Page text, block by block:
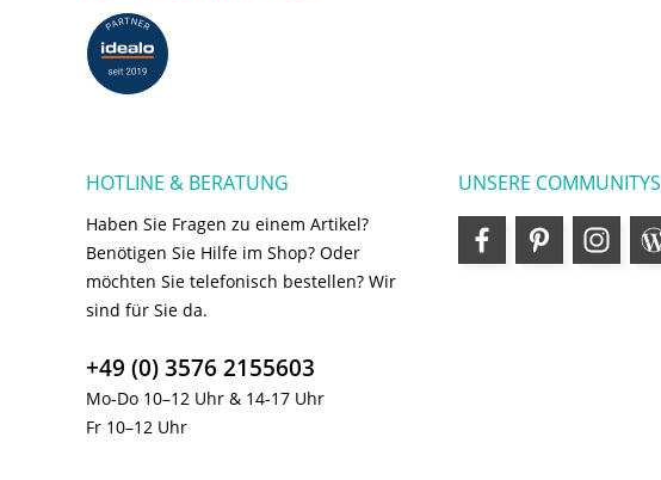
HOTLINE & BERATUNG
Haben Sie Fragen zu einem Artikel?
Benötigen Sie Hilfe im Shop? Oder
möchten Sie telefonisch bestellen? Wir
sind für Sie da.
+49 (0) 3576 2155603
Mo-Do 10–12 Uhr & 14-17 Uhr
Fr 10–12 Uhr
UNSERE COMMUNITYS